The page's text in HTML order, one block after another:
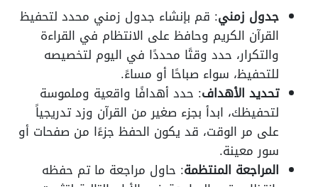
جدول زمني: قم بإنشاء جدول زمني محدد لتحفيظ
القرآن الكريم وحافظ على الانتظام في القراءة
والتكرار، حدد وقتًا محددًا في اليوم لتخصيصه
للتحفيظ، سواء صباحًا أو مساءً.
تحديد الأهداف: حدد أهدافًا واقعية وملموسة
لتحفيظك، ابدأ بجزء صغير من القرآن وزد تدريجياً
على مر الوقت، قد يكون الحفظ جزءًا من صفحات أو
سور معينة.
المراجعة المنتظمة: حاول مراجعة ما تم حفظه